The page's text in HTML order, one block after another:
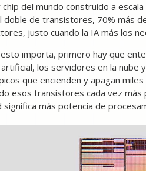
del mundo construido a
doble de transistores, 70% más
justo cuando la IA más los
importa, primero hay que
los servidores en la
que encienden y apagan
esos transistores cada vez
significa más potencia de